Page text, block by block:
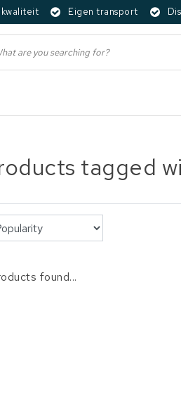
Eigen transport
tagged
found...